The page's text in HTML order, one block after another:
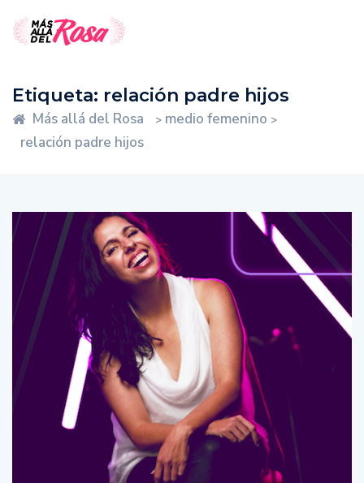
Etiqueta: relación padre hijos
Más allá del Rosa > medio femenino >
relación padre hijos